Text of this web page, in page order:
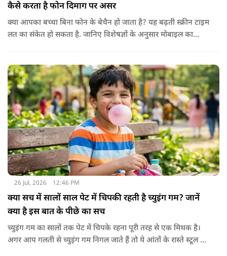
कैसे करता है फोन दिमाग पर असर
क्या आपका बच्चा बिना फोन के बेचैन हो जाता है? यह बढ़ती स्क्रीन टाइम
लत का संकेत हो सकता है. जानिए विशेषज्ञों के अनुसार मोबाइल का
26 Jul, 2026 12:46 PM
क्या सच में सालों साल पेट में चिपकी रहती है च्युइंग गम? जानें
क्या है इस बात के पीछे का सच
च्युइंग गम का सालों तक पेट में चिपके रहना पूरी तरह से एक मिथक है।
अगर आप गलती से च्युइंग गम निगल जाते हैं तो ये आंतों के रास्ते स्टूल में